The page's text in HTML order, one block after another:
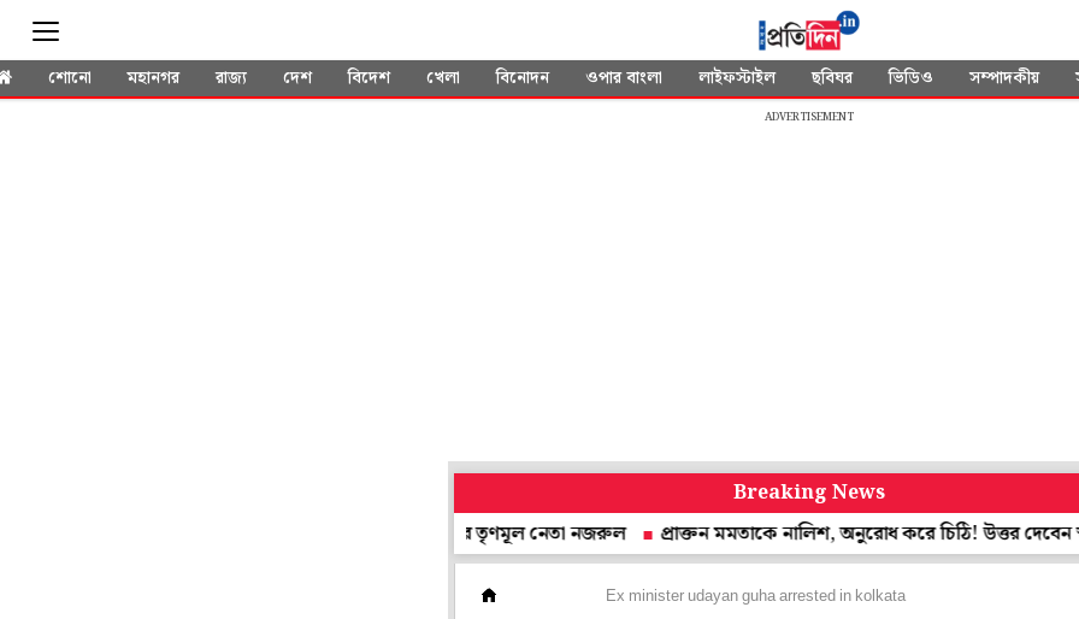
শোনো মহানগর রাজ্য দেশ বিদেশ খেলা বিনোদন ওপার বাংলা লাইফস্টাইল ছবিঘর ভিডিও সম্পাদকীয়
ADVERTISEMENT
Breaking News
নির্বাচনে যোগ! প্রশ্ন উঠতেই গ্রেপ্তার নদিয়ার তৃণমূল নেতা নজরুল
প্রাক্তন মমতাকে নালিশ, অনুরোধ করে চিঠি! উত্তর দেবেন
Ex minister udayan guha arrested in kolkata